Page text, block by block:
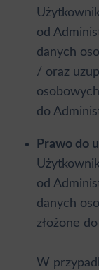
od
danych
/ oraz
do
Prawo do
od
danych
złożone
W